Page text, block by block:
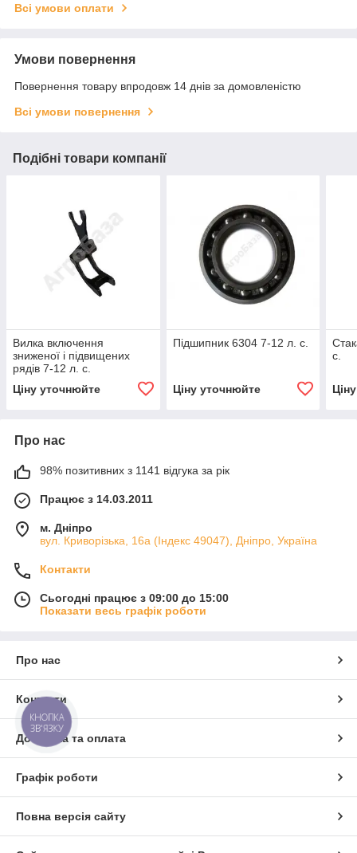
Всі умови оплати
Умови повернення
Повернення товару впродовж 14 днів за домовленістю
Всі умови повернення
Подібні товари компанії
Вилка включення
зниженої і підвищених
рядів 7-12 л. с.
Ціну уточнюйте
Підшипник 6304 7-12 л. с.
Ціну уточнюйте
с.
Про нас
98% позитивних з 1141 відгука за рік
Працює з 14.03.2011
м. Дніпро
вул. Криворізька, 16а (Індекс 49047), Дніпро, Україна
Контакти
Сьогодні працює з 09:00 до 15:00
Показати весь графік роботи
Про нас
Контакти
Доставка та оплата
Графік роботи
Повна версія сайту
КНОПКА
ЗВ'ЯЗКУ